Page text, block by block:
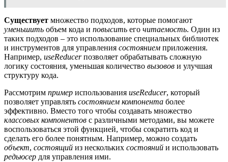
Существует множество подходов, которые помогают
уменьшить объем кода и повысить его читаемость. Один из
таких подходов – это использование специальных библиотек
и инструментов для управления состоянием приложения.
Например, useReducerпозволяет обрабатывать сложную
логику состояния, уменьшая количество вызовов и улучшая
структуру кода.
Рассмотрим пример использования useReducer, который
позволяет управлять состоянием компонента более
эффективно. Вместо того чтобы создавать множество
классовых компонентов с различными методами, вы можете
воспользоваться этой функцией, чтобы сократить код и
сделать его более понятным. Например, можно создать
объект, состоящий из нескольких состояний и использовать
редьюсер для управления ими.